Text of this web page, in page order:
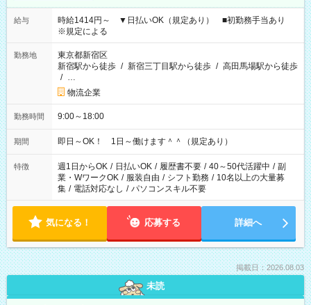
給与
時給1414円～ ▼日払いOK（規定あり） ■初勤務手当あり
※規定による
勤務地
東京都新宿区
新宿駅から徒歩 / 新宿三丁目駅から徒歩 / 高田馬場駅から徒歩
/ …
物流企業
勤務時間 9:00～18:00
期間 即日～OK！ 1日～働けます＾＾（規定あり）
特徴 週1日からOK / 日払いOK / 履歴書不要 / 40～50代活躍中 / 副
業・WワークOK / 服装自由 / シフト勤務 / 10名以上の大量募
集 / 電話対応なし / パソコンスキル不要
気になる！ 応募する 詳細へ
掲載日：2026.08.03
未読